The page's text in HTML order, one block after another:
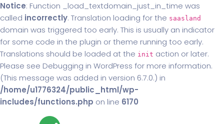
Notice: Function _load_textdomain_just_in_time was
called incorrectly. Translation loading for the saasland
domain was triggered too early. This is usually an indicator
for some code in the plugin or theme running too early.
Translations should be loaded at the init action or later.
Please see Debugging in WordPress for more information.
(This message was added in version 6.7.0.) in
/home/u1776324/public_html/wp-
includes/functions.php on line 6170